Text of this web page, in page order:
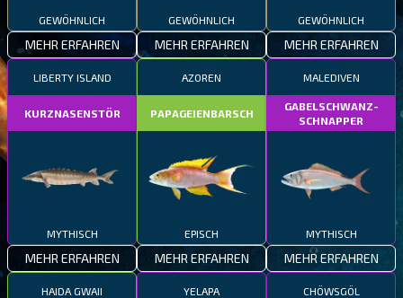
GEWÖHNLICH
MEHR ERFAHREN
GEWÖHNLICH
MEHR ERFAHREN
GEWÖHNLICH
MEHR ERFAHREN
LIBERTY ISLAND
KURZNASENSTÖR
MYTHISCH
MEHR ERFAHREN
AZOREN
PAPAGEIENBARSCH
EPISCH
MEHR ERFAHREN
MALEDIVEN
GABELSCHWANZ-
SCHNAPPER
MYTHISCH
MEHR ERFAHREN
HAIDA GWAII YELAPA CHÖWSGÖL